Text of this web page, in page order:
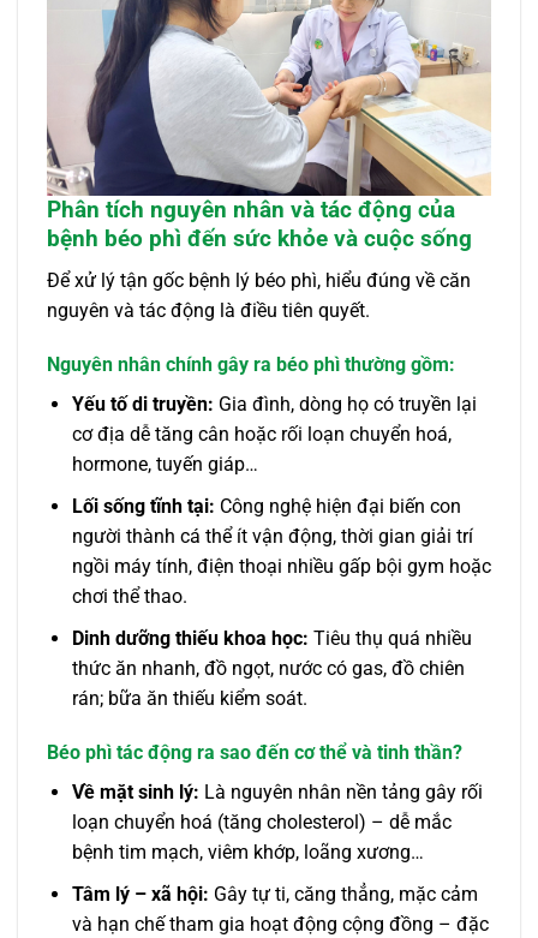
Phân tích nguyên nhân và tác động của
bệnh béo phì đến sức khỏe và cuộc sống
Để xử lý tận gốc bệnh lý béo phì, hiểu đúng về căn
nguyên và tác động là điều tiên quyết.
Nguyên nhân chính gây ra béo phì thường gồm:
Yếu tố di truyền: Gia đình, dòng họ có truyền lại
cơ địa dễ tăng cân hoặc rối loạn chuyển hoá,
hormone, tuyến giáp…
Lối sống tĩnh tại: Công nghệ hiện đại biến con
người thành cá thể ít vận động, thời gian giải trí
ngồi máy tính, điện thoại nhiều gấp bội gym hoặc
chơi thể thao.
Dinh dưỡng thiếu khoa học: Tiêu thụ quá nhiều
thức ăn nhanh, đồ ngọt, nước có gas, đồ chiên
rán; bữa ăn thiếu kiểm soát.
Béo phì tác động ra sao đến cơ thể và tinh thần?
Về mặt sinh lý: Là nguyên nhân nền tảng gây rối
loạn chuyển hoá (tăng cholesterol) – dễ mắc
bệnh tim mạch, viêm khớp, loãng xương…
Tâm lý – xã hội: Gây tự ti, căng thẳng, mặc cảm
và hạn chế tham gia hoạt động cộng đồng – đặc